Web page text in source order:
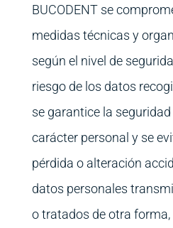
BUCODENT se
medidas técnicas y
según el nivel de
riesgo de los datos
se garantice la
carácter personal y se
pérdida o alteración
datos personales
o tratados de otra